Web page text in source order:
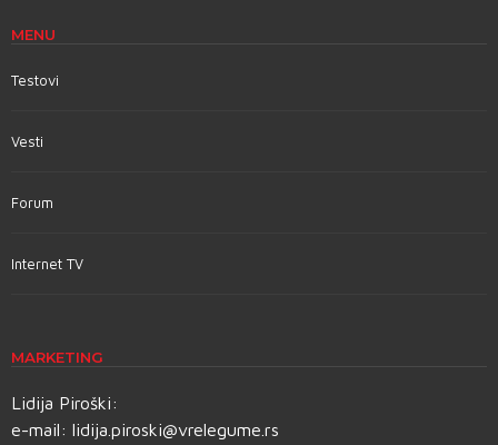
MENU
Testovi
Vesti
Forum
Internet TV
MARKETING
Lidija Piroški:
e-mail: lidija.piroski@vrelegume.rs